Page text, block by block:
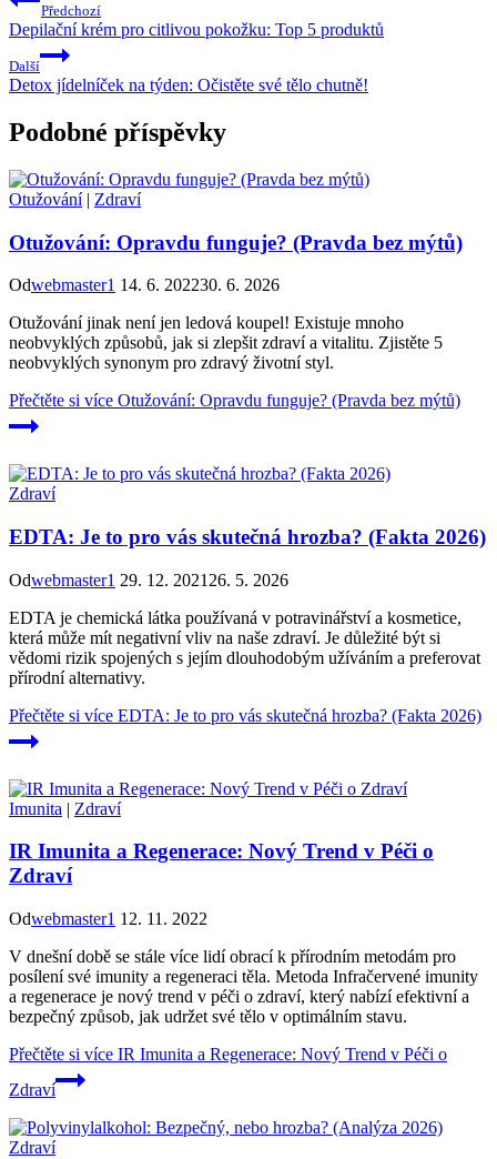
Předchozí
Depilační krém pro citlivou pokožku: Top 5 produktů
Další
Detox jídelníček na týden: Očistěte své tělo chutně!
Podobné příspěvky
Otužování| Zdraví
Otužování: Opravdu funguje? (Pravda bez mýtů)
Odwebmaster1 14. 6. 202230. 6. 2026
Otužování jinak není jen ledová koupel! Existuje mnoho
neobvyklých způsobů, jak si zlepšit zdraví a vitalitu. Zjistěte 5
neobvyklých synonym pro zdravý životní styl.
Přečtěte si více Otužování: Opravdu funguje? (Pravda bez mýtů)
Zdraví
EDTA: Je to pro vás skutečná hrozba? (Fakta 2026)
Odwebmaster1 29. 12. 2021 26. 5. 2026
EDTA je chemická látka používaná v potravinářství a kosmetice,
která může mít negativní vliv na naše zdraví. Je důležité být si
vědomi rizik spojených s jejím dlouhodobým užíváním a preferovat
přírodní alternativy.
Přečtěte si více EDTA: Je to pro vás skutečná hrozba? (Fakta 2026)
Imunita | Zdraví
IR Imunita a Regenerace: Nový Trend v Péči o
Zdraví
Odwebmaster1 12. 11. 2022
V dnešní době se stále více lidí obrací k přírodním metodám pro
posílení své imunity a regeneraci těla. Metoda Infračervené imunity
a regenerace je nový trend v péči o zdraví, který nabízí efektivní a
bezpečný způsob, jak udržet své tělo v optimálním stavu.
Přečtěte si více IR Imunita a Regenerace: Nový Trend v Péči o
Zdraví
Zdraví